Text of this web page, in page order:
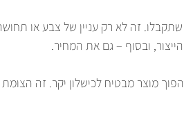
זה לא רק עניין של צבע או
ובסוף – גם את המחיר.
מוצר מבטיח לכישלון יקר. זה